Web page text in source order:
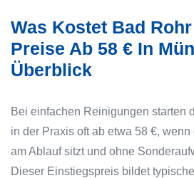
Was Kostet Bad
Preise Ab 58 € In
Überblick
Bei einfachen Reinigungen starten
in der Praxis oft ab etwa 58 €,
am Ablauf sitzt und ohne
Dieser Einstiegspreis bildet